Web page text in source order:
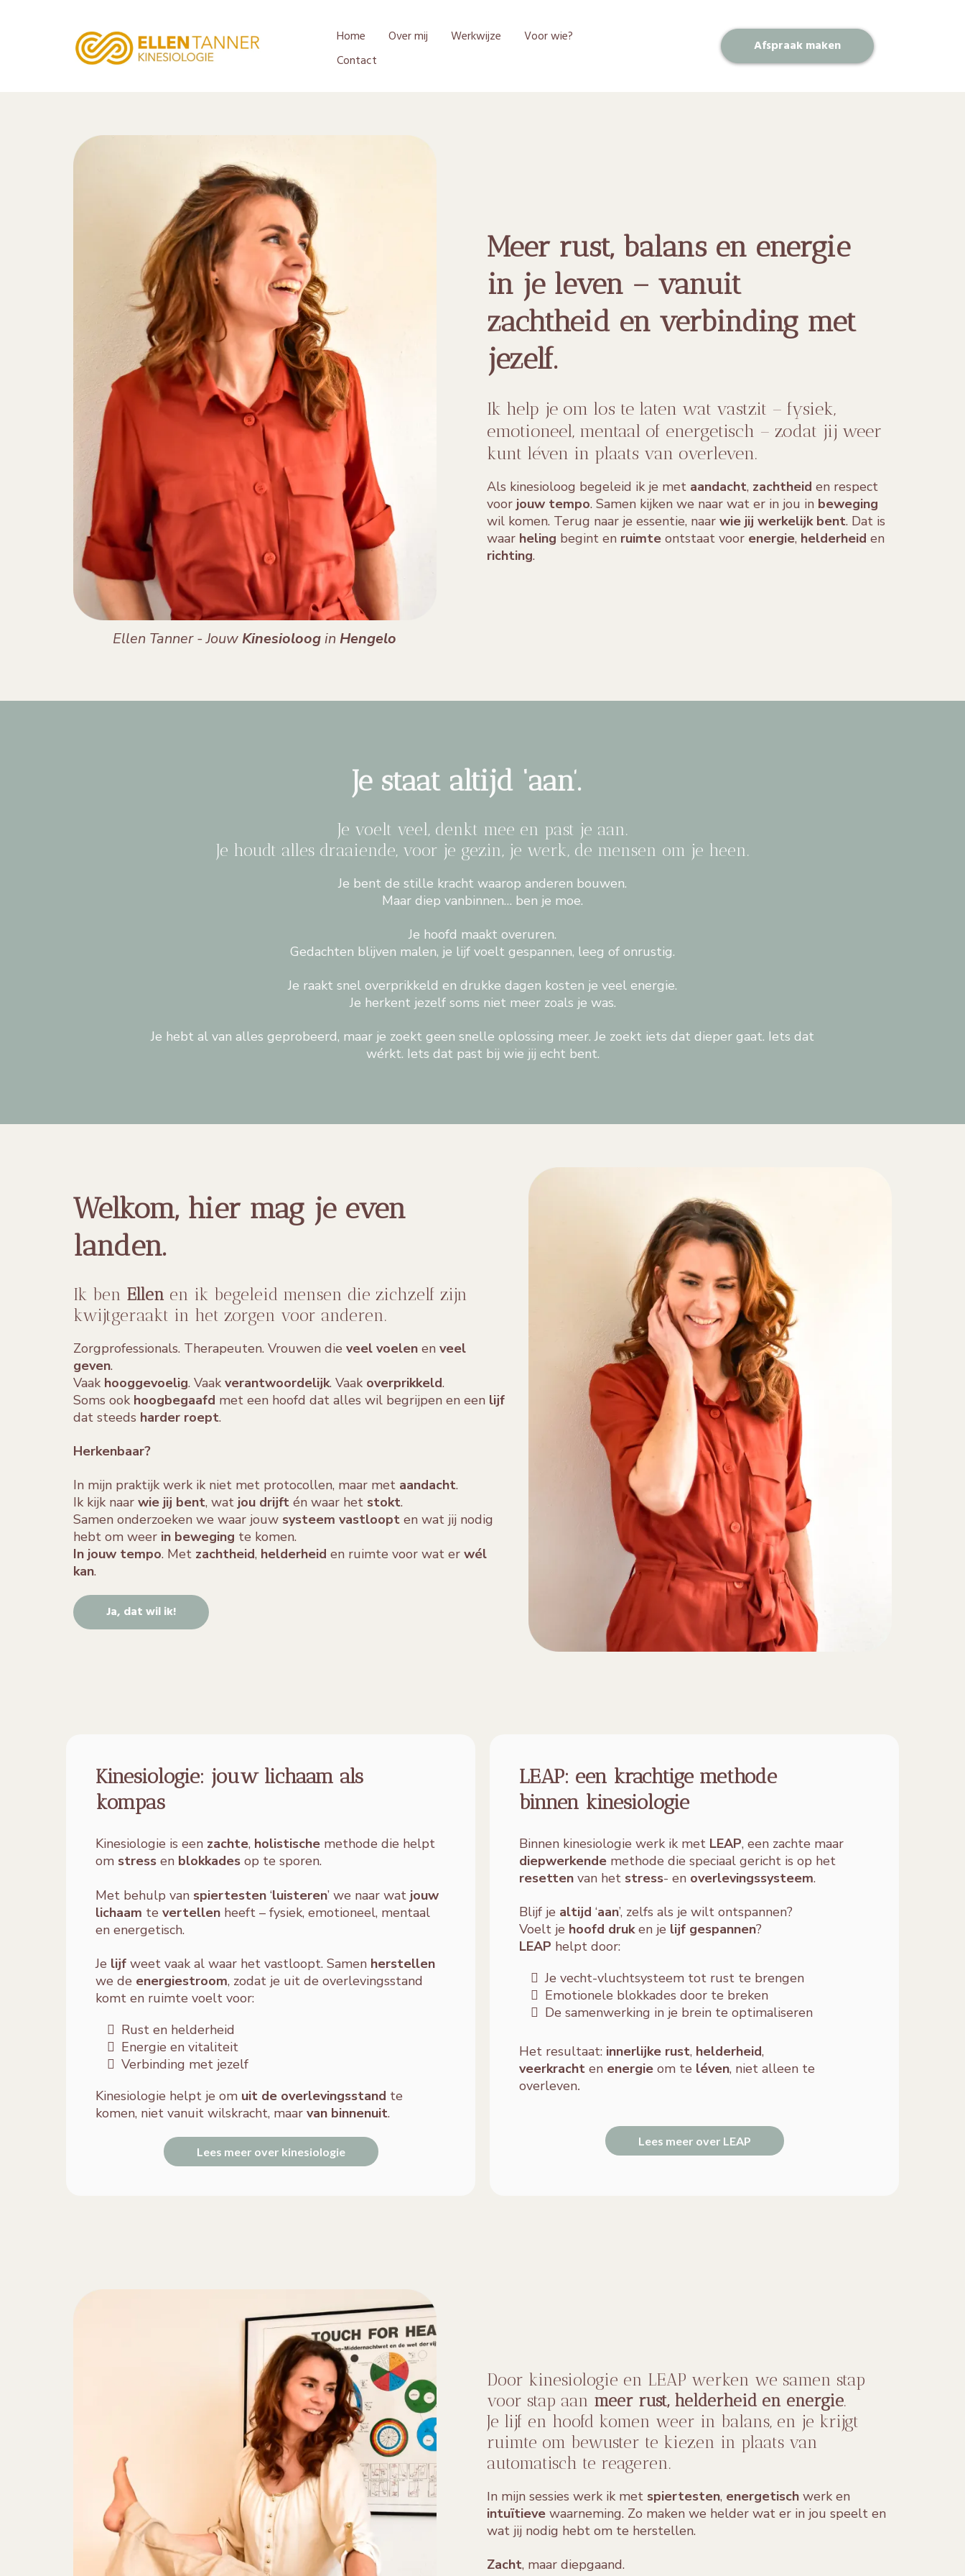
Home Over mij Werkwijze
Voor wie?
Contact
Afspraak maken
Ellen Tanner - JouwKinesiolooginHengelo
Meer rust, balans en energie
in je leven – vanuit
zachtheid en verbinding met
jezelf.
Ik help je om los te laten wat vastzit – fysiek,
emotioneel, mentaal of energetisch – zodat jij weer
kunt léven in plaats van overleven.
Als kinesioloog begeleid ik je met aandacht, zachtheid en respect
voorjouw tempo. Samen kijken we naar wat er in jou in beweging
wil komen. Terug naar je essentie, naar wie jij werkelijk bent. Dat is
waar heling begint en ruimte ontstaat voor energie, helderheid en
richting.
Je staat altijd ‘aan’.
Je voelt veel, denkt mee en past je aan.
Je houdt alles draaiende, voor je gezin, je werk, de mensen om je heen.
Je bent de stille kracht waarop anderen bouwen.
Maar diep vanbinnen… ben je moe.
Je hoofd maakt overuren.
Gedachten blijven malen, je lijf voelt gespannen, leeg of onrustig.
Je raakt snel overprikkeld en drukke dagen kosten je veel energie.
Je herkent jezelf soms niet meer zoals je was.
Je hebt al van alles geprobeerd, maar je zoekt geen snelle oplossing meer. Je zoekt iets dat dieper gaat. Iets dat
wérkt. Iets dat past bij wie jij echt bent.
Welkom, hier mag je even
landen.
Ik ben Ellen en ik begeleid mensen die zichzelf zijn
kwijtgeraakt in het zorgen voor anderen.
Zorgprofessionals. Therapeuten. Vrouwen die veel voelen en veel
geven.
Vaak hooggevoelig. Vaak verantwoordelijk. Vaak overprikkeld.
Soms ook hoogbegaafd met een hoofd dat alles wil begrijpen en een lijf
dat steeds harder roept.
Herkenbaar?
In mijn praktijk werk ik niet met protocollen, maar met aandacht.
Ik kijk naar wie jij bent, wat jou drijft én waar het stokt.
Samen onderzoeken we waar jouw systeem vastloopt en wat jij nodig
hebt om weer in beweging te komen.
In jouw tempo. Met zachtheid, helderheid en ruimte voor wat er wél
kan.
Ja, dat wil ik!
Kinesiologie: jouw lichaam als
kompas
Kinesiologie is een zachte, holistische methode die helpt
om stress en blokkades op te sporen.
Met behulp van spiertesten ‘luisteren’ we naar wat jouw
lichaam te vertellen heeft – fysiek, emotioneel, mentaal
en energetisch.
Je lijf weet vaak al waar het vastloopt. Samen herstellen
we de energiestroom, zodat je uit de overlevingsstand
komt en ruimte voelt voor:
Rust en helderheid
Energie en vitaliteit
Verbinding met jezelf
Kinesiologie helpt je om uit de overlevingsstand te
komen, niet vanuit wilskracht, maar van binnenuit.
Lees meer over kinesiologie
LEAP: een krachtige methode
binnen kinesiologie
Binnen kinesiologie werk ik met LEAP, een zachte maar
diepwerkende methode die speciaal gericht is op het
resetten van het stress- en overlevingssysteem.
Blijf je altijd ‘aan’, zelfs als je wilt ontspannen?
Voelt je hoofd druken je lijf gespannen?
LEAP helpt door:
Je vecht-vluchtsysteem tot rust te brengen
Emotionele blokkades door te breken
De samenwerking in je brein te optimaliseren
Het resultaat: innerlijke rust, helderheid,
veerkracht en energie om te léven, niet alleen te
overleven.
Lees meer over LEAP
Door kinesiologie en LEAP werken we samen stap
voor stap aan meer rust, helderheid en energie.
Je lijf en hoofd komen weer in balans, en je krijgt
ruimte om bewuster te kiezen in plaats van
automatisch te reageren.
In mijn sessies werk ik met spiertesten, energetisch werk en
intuïtieve waarneming. Zo maken we helder wat er in jou speelt en
wat jij nodig hebt om te herstellen.
Zacht, maar diepgaand.